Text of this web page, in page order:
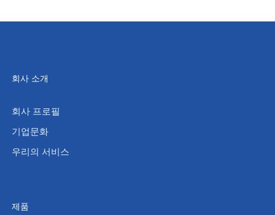
회사 소개
회사 프로필
기업문화
우리의 서비스
제품